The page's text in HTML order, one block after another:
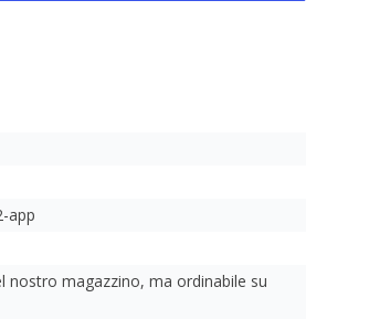
app
nostro magazzino, ma ordinabile su